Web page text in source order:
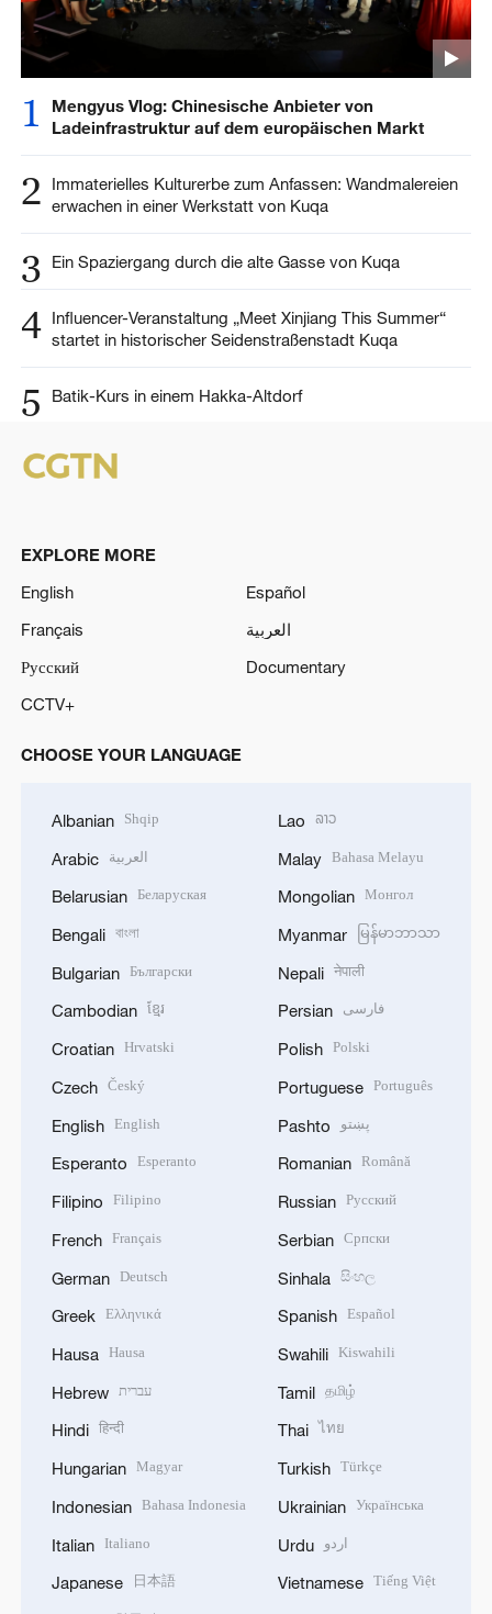
1
Mengyus Vlog: Chinesische Anbieter von
Ladeinfrastruktur auf dem europäischen Markt
2
Immaterielles Kulturerbe zum Anfassen: Wandmalereien
erwachen in einer Werkstatt von Kuqa
3 Ein Spaziergang durch die alte Gasse von Kuqa
4 Influencer-Veranstaltung „Meet Xinjiang This Summer“
startet in historischer Seidenstraßenstadt Kuqa
5 Batik-Kurs in einem Hakka-Altdorf
EXPLORE MORE
English
Español
Français
العربية
Русский
Documentary
CCTV+
CHOOSE YOUR LANGUAGE
Albanian Shqip
Arabic العربية
Belarusian Беларуская
Bengali বাংলা
Bulgarian Български
Cambodian ខ្មែរ
Croatian Hrvatski
Czech Český
English English
Esperanto Esperanto
Filipino Filipino
French Français
German Deutsch
Greek Ελληνικά
Hausa Hausa
Hebrew עברית
Hindi हिन्दी
Hungarian Magyar
Indonesian Bahasa Indonesia
Italian Italiano
Japanese 日本語
Lao ລາວ
Malay Bahasa Melayu
Mongolian Монгол
Myanmar မြန်မာဘာသာ
Nepali नेपाली
Persian فارسی
Polish Polski
Portuguese Português
Pashto پښتو
Romanian Română
Russian Русский
Serbian Српски
Sinhala සිංහල
Spanish Español
Swahili Kiswahili
Tamil தமிழ்
Thai ไทย
Turkish Türkçe
Ukrainian Українська
Urdu اردو
Vietnamese Tiếng Việt